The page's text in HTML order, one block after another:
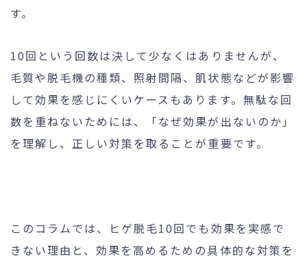
WEB予約
お問い合わせ
個人情報保護方針 特定商取引法に基づく表記
す。
10回という回数は決して少なくはありませんが、
毛質や脱毛機の種類、照射間隔、肌状態などが影響
して効果を感じにくいケースもあります。無駄な回
数を重ねないためには、「なぜ効果が出ないのか」
を理解し、正しい対策を取ることが重要です。
このコラムでは、ヒゲ脱毛10回でも効果を実感で
きない理由と、効果を高めるための具体的な対策を